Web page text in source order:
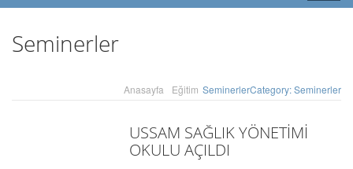
Seminerler
Anasayfa Eğitim SeminerlerCategory: Seminerler
USSAM SAĞLIK YÖNETİMİ
OKULU AÇILDI